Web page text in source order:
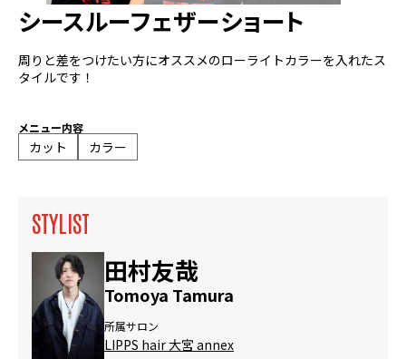
シースルーフェザーショート
周りと差をつけたい方にオススメのローライトカラーを入れたス
タイルです！
メニュー内容
カット カラー
STYLIST
田村友哉
Tomoya Tamura
所属サロン
LIPPS hair 大宮 annex